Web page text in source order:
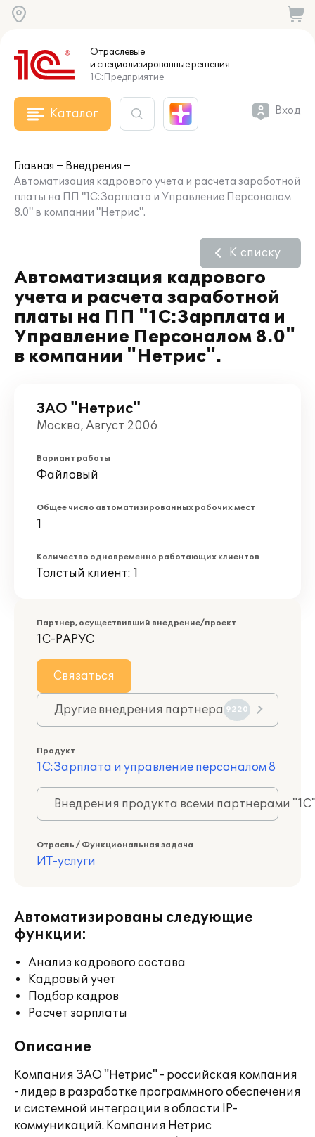
Отраслевые
и специализированныерешения
1С:Предприятие
Каталог Вход
Главная
Внедрения
Автоматизация кадрового учета и расчета заработной
платы на ПП "1С:Зарплата и Управление Персоналом
8.0" в компании "Нетрис".
Автоматизация кадрового
учета и расчета заработной
платы на ПП "1С:Зарплата и
Управление Персоналом 8.0"
в компании "Нетрис".
К списку
ЗАО "Нетрис"
Москва, Август 2006
Вариант работы
Файловый
Общее число автоматизированных рабочих мест
1
Количество одновременно работающих клиентов
Толстый клиент: 1
Партнер, осуществивший внедрение/проект
1С-РАРУС
Связаться
Другие внедрения партнера 9220
Продукт
1С:Зарплата и управление персоналом 8
Внедрения продукта всеми партнерами
Отрасль / Функциональная задача
ИТ-услуги
Автоматизированы следующие
функции:
Анализ кадрового состава
Кадровый учет
Подбор кадров
Расчет зарплаты
Описание
Компания ЗАО "Нетрис" - российская компания
- лидер в разработке программного обеспечения
и системной интеграции в области IP-
коммуникаций. Компания Нетрис